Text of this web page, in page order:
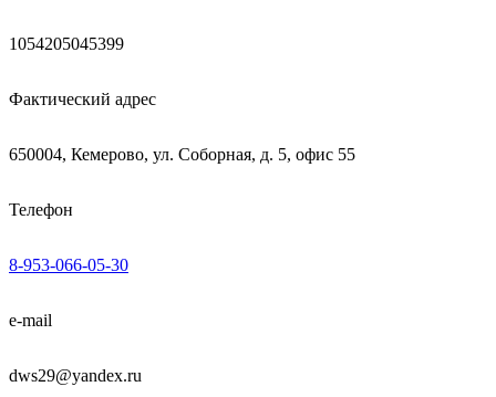
1054205045399
Фактический адрес
650004, Кемерово, ул. Соборная, д. 5, офис 55
Телефон
8-953-066-05-30
e-mail
dws29@yandex.ru